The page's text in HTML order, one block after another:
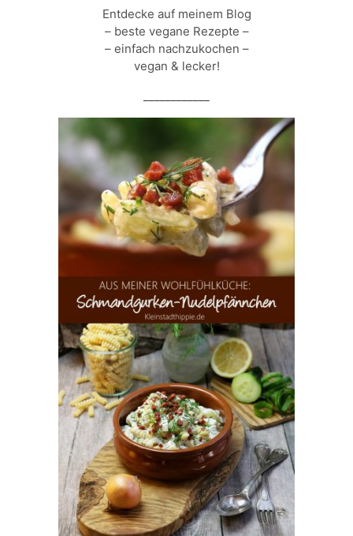
Entdecke auf meinem Blog
– beste vegane Rezepte –
– einfach nachzukochen –
vegan & lecker!